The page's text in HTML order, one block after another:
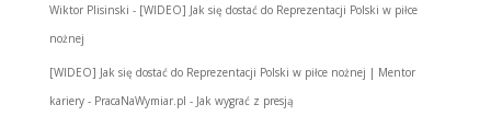
Wiktor Plisinski - [WIDEO] Jak się dostać do Reprezentacji Polski w piłce
nożnej
[WIDEO] Jak się dostać do Reprezentacji Polski w piłce nożnej | Mentor
kariery - PracaNaWymiar.pl - Jak wygrać z presją